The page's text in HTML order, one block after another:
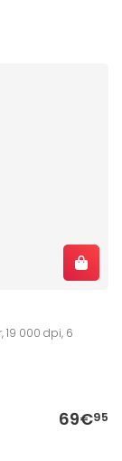
19 000 dpi, 6
69€95